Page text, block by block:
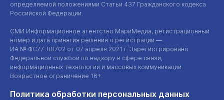
определяемой положениями Статьи 437 Гражданского кодекса
Российской Федерации.
СМИ Информационное агентство МариМедиа, регистрационный
номер и дата принятия решения о регистрации —
ИА № ФС77-80702 от 07 апреля 2021 г. Зарегистрировано
Федеральной службой по надзору в сфере связи,
информационных технологий и массовых коммуникаций.
Возрастное ограничение 16+.
Политика обработки персональных данных